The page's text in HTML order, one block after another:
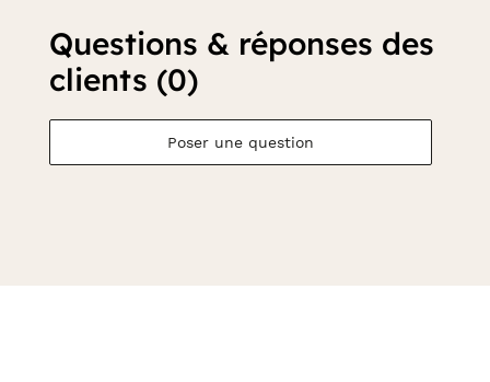
Questions & réponses des
clients (0)
Poser une question